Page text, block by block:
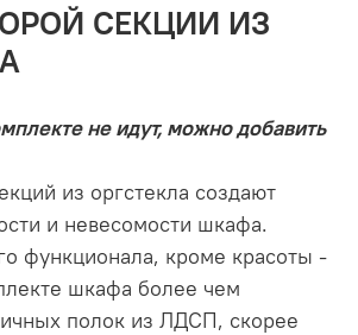
СЕКЦИИ ИЗ
не идут, можно добавить
из оргстекла создают
и невесомости шкафа.
функционала, кроме красоты -
шкафа более чем
полок из ЛДСП, скорее